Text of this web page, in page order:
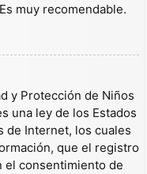
muy recomendable.
y Protección de Niños
una ley de los Estados
de Internet, los cuales
que el registro
el consentimiento de